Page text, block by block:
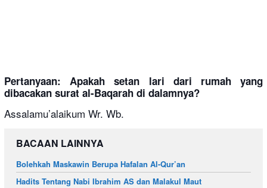
Pertanyaan: Apakah setan lari dari rumah yang
dibacakan surat al-Baqarah di dalamnya?
Assalamu’alaikum Wr. Wb.
BACAAN LAINNYA
Bolehkah Maskawin Berupa Hafalan Al-Qur’an
Hadits Tentang Nabi Ibrahim AS dan Malakul Maut